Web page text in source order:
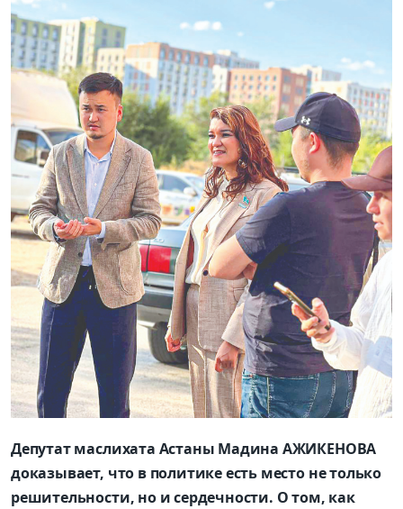
Депутат маслихата Астаны Мадина АЖИКЕНОВА
доказывает, что в политике есть место не только
решительности, но и сердечности. О том, как